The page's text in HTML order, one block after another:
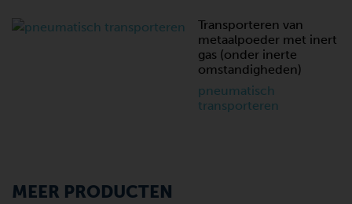
Transporteren van
metaalpoeder met inert
gas (onder inerte
omstandigheden)
pneumatisch
transporteren
MEER PRODUCTEN